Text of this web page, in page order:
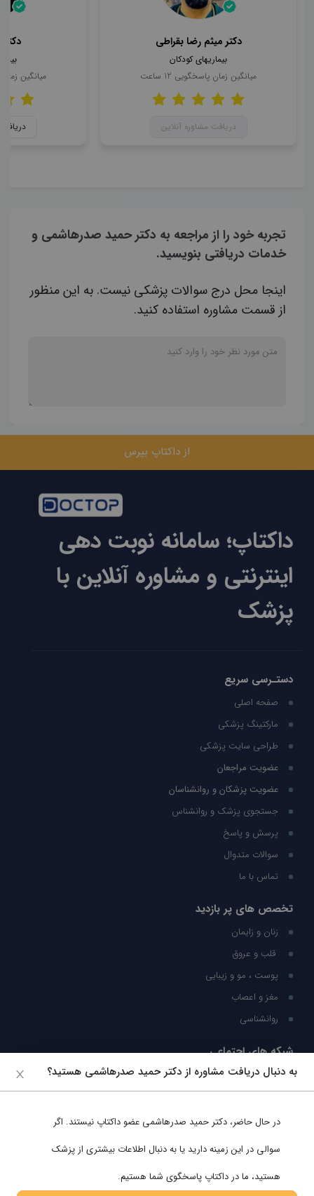
دکتر میثم رضا بقراطی
بیماریهای کودکان
میانگین زمان پاسخگویی 12 ساعت
دریافت مشاوره آنلاین
میانگین
تجربه خود را از مراجعه به دکتر حمید صدرهاشمی و
خدمات دریافتی بنویسید.
اینجا محل درج سوالات پزشکی نیست. به این منظور
از قسمت مشاوره استفاده کنید.
از داکتاپ بپرس
داکتاپ؛ سامانه نوبت دهی
اینترنتی و مشاوره آنلاین با
پزشک
دستـرسی سریع
صفحه اصلی
مارکتینگ پزشکی
طراحی سایت پزشکی
عضویت مراجعان
عضویت پزشکان و روانشناسان
جستجوی پزشک و روانشناس
پرسش و پاسخ
سوالات متدوال
تماس با ما
تخصص های پر بازدید
زنان و زایمان
قلب و عروق
پوست ، مو و زیبایی
مغز و اعصاب
روانشناسی
شبکه های اجتماعی
ما را در شبکه های اجتماعی دنبال کنید
به دنبال دریافت مشاوره از دکتر حمید صدرهاشمی هستید؟
در حال حاضر، دکتر حمید صدرهاشمی عضو داکتاپ نیستند. اگر
سوالی در این زمینه دارید یا به دنبال اطلاعات بیشتری از پزشک
هستید، ما در داکتاپ پاسخگوی شما هستیم.